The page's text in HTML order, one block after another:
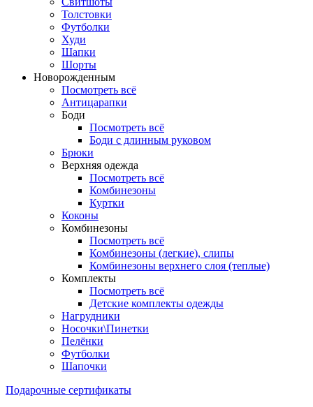
Толстовки
Футболки
Худи
Шапки
Шорты
Новорожденным
Посмотреть всё
Антицарапки
Боди
Посмотреть всё
Боди с длинным руковом
Брюки
Верхняя одежда
Посмотреть всё
Комбинезоны
Куртки
Коконы
Комбинезоны
Посмотреть всё
Комбинезоны (легкие), слипы
Комбинезоны верхнего слоя (теплые)
Комплекты
Посмотреть всё
Детские комплекты одежды
Нагрудники
Носочки\Пинетки
Пелёнки
Футболки
Шапочки
Подарочные сертификаты